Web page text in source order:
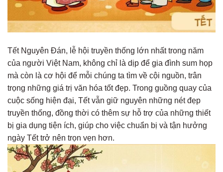
Tết Nguyên Đán, lễ hội truyền thống lớn nhất trong năm
của người Việt Nam, không chỉ là dịp để gia đình sum họp
mà còn là cơ hội để mỗi chúng ta tìm về cội nguồn, trân
trọng những giá trị văn hóa tốt đẹp. Trong guồng quay của
cuộc sống hiện đại, Tết vẫn giữ nguyên những nét đẹp
truyền thống, đồng thời có thêm sự hỗ trợ của những thiết
bị gia dụng tiện ích, giúp cho việc chuẩn bị và tận hưởng
ngày Tết trở nên trọn vẹn hơn.